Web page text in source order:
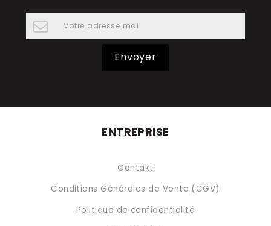
Envoyer
ENTREPRISE
Contakt
Conditions Générales de Vente (CGV)
Politique de confidentialité